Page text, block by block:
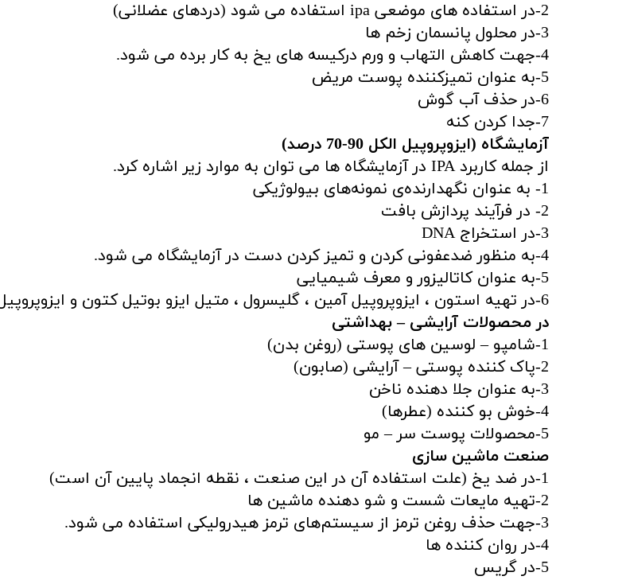
2-در استفاده های موضعی ipa استفاده می شود (دردهای عضلانی)
3-در محلول پانسمان زخم ها
4-جهت کاهش التهاب و ورم درکیسه های یخ به کار برده می شود.
5-به عنوان تمیزکننده پوست مریض
6-در حذف آب گوش
7-جدا کردن کنه
آزمایشگاه (ایزوپروپیل الکل 90-70 درصد)
از جمله کاربرد IPA در آزمایشگاه ها می توان به موارد زیر اشاره کرد.
1- به عنوان نگهدارنده‌ی نمونه‌های بیولوژیکی
2- در فرآیند پردازش بافت
3-در استخراج DNA
4-به منظور ضدعفونی کردن و تمیز کردن دست در آزمایشگاه می شود.
5-به عنوان کاتالیزور و معرف شیمیایی
6-در تهیه استون ، ایزوپروپیل آمین ، گلیسرول ، متیل ایزو بوتیل کتون و ایزوپروپیل استات استفاده می شود.
در محصولات آرایشی – بهداشتی
1-شامپو – لوسین های پوستی (روغن بدن)
2-پاک کننده پوستی – آرایشی (صابون)
3-به عنوان جلا دهنده ناخن
4-خوش بو کننده (عطرها)
5-محصولات پوست سر – مو
صنعت ماشین سازی
1-در ضد یخ (علت استفاده آن در این صنعت ، نقطه انجماد پایین آن است)
2-تهیه مایعات شست و شو دهنده ماشین ها
3-جهت حذف روغن ترمز از سیستم‌های ترمز هیدرولیکی استفاده می شود.
4-در روان‌ کننده‌ ها
5-در گریس